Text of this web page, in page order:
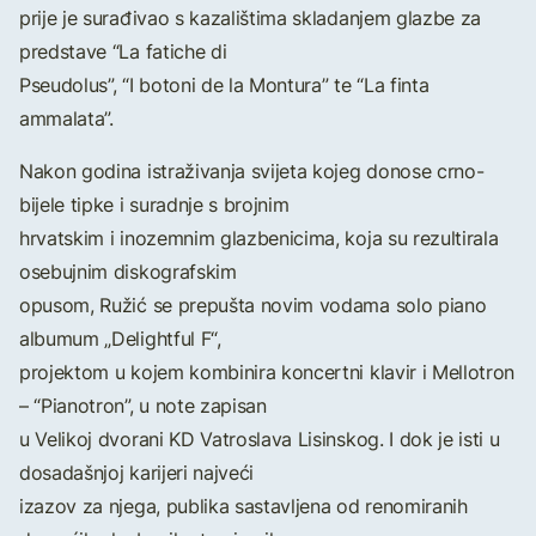
prije je surađivao s kazalištima skladanjem glazbe za
predstave “La fatiche di
Pseudolus”, “I botoni de la Montura” te “La finta
ammalata”.
Nakon godina istraživanja svijeta kojeg donose crno-
bijele tipke i suradnje s brojnim
hrvatskim i inozemnim glazbenicima, koja su rezultirala
osebujnim diskografskim
opusom, Ružić se prepušta novim vodama solo piano
albumum „Delightful F“,
projektom u kojem kombinira koncertni klavir i Mellotron
– “Pianotron”, u note zapisan
u Velikoj dvorani KD Vatroslava Lisinskog. I dok je isti u
dosadašnjoj karijeri najveći
izazov za njega, publika sastavljena od renomiranih